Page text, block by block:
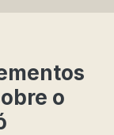
o